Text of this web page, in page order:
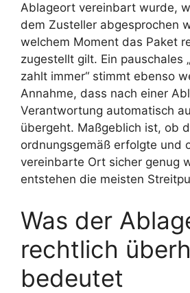
Ablageort vereinbart wurde,
dem Zusteller abgesprochen
welchem Moment das Paket
zugestellt gilt. Ein pauschales
zahlt immer“ stimmt ebenso
Annahme, dass nach einer
Verantwortung automatisch
übergeht. Maßgeblich ist, ob
ordnungsgemäß erfolgte und
vereinbarte Ort sicher genug
entstehen die meisten
Was der
rechtlich
bedeutet